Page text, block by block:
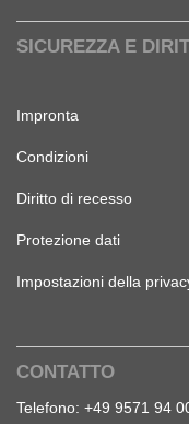
SICUREZZA E
Impronta
Condizioni
Diritto di recesso
Protezione dati
Impostazioni della
CONTATTO
Telefono: +49 9571 94